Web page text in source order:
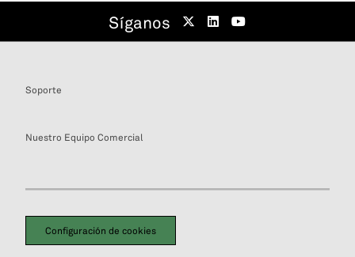
Síganos
Soporte
Nuestro Equipo Comercial
Configuración de cookies